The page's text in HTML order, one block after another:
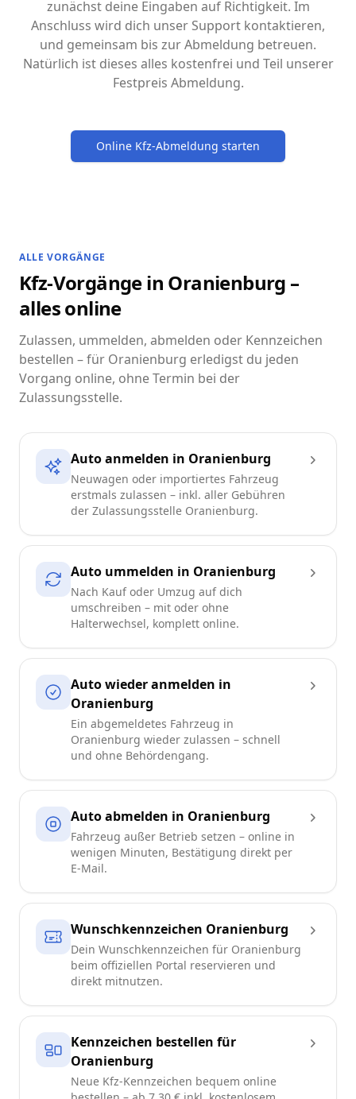
zunächst deine Eingaben auf Richtigkeit. Im
Anschluss wird dich unser Support kontaktieren,
und gemeinsam bis zur Abmeldung betreuen.
Natürlich ist dieses alles kostenfrei und Teil unserer
Festpreis Abmeldung.
Online Kfz-Abmeldung starten
ALLE VORGÄNGE
Kfz-Vorgänge in Oranienburg –
alles online
Zulassen, ummelden, abmelden oder Kennzeichen
bestellen – für Oranienburg erledigst du jeden
Vorgang online, ohne Termin bei der
Zulassungsstelle.
Auto anmelden in Oranienburg
Neuwagen oder importiertes Fahrzeug
erstmals zulassen – inkl. aller Gebühren
der Zulassungsstelle Oranienburg.
Auto ummelden in Oranienburg
Nach Kauf oder Umzug auf dich
umschreiben – mit oder ohne
Halterwechsel, komplett online.
Auto wieder anmelden in
Oranienburg
Ein abgemeldetes Fahrzeug in
Oranienburg wieder zulassen – schnell
und ohne Behördengang.
Auto abmelden in Oranienburg
Fahrzeug außer Betrieb setzen – online in
wenigen Minuten, Bestätigung direkt per
E-Mail.
Wunschkennzeichen Oranienburg
Dein Wunschkennzeichen für Oranienburg
beim offiziellen Portal reservieren und
direkt mitnutzen.
Kennzeichen bestellen für
Oranienburg
Neue Kfz-Kennzeichen bequem online